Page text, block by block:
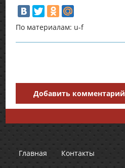
По материалам: u-f
Добавить комментарий
Главная Контакты